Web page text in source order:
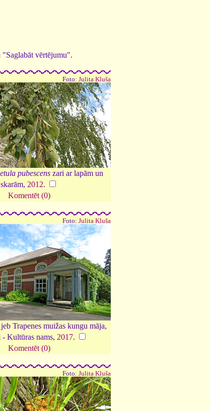
"Saglabāt vērtējumu".
Foto: Julita Kluša
pubescenszari ar lapām un
skarām, 2012.
Komentēt (0)
Foto: Julita Kluša
Trapenes muižas kungu māja,
- Kultūras nams, 2017.
Komentēt (0)
Foto: Julita Kluša